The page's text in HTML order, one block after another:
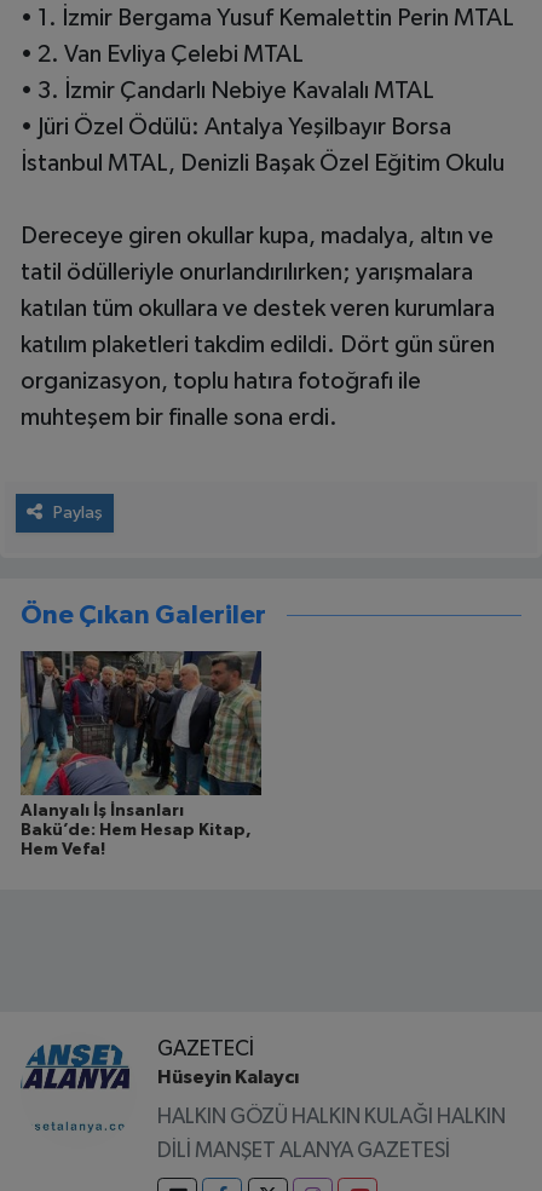
• 1. İzmir Bergama Yusuf Kemalettin Perin MTAL
• 2. Van Evliya Çelebi MTAL
• 3. İzmir Çandarlı Nebiye Kavalalı MTAL
• Jüri Özel Ödülü: Antalya Yeşilbayır Borsa
İstanbul MTAL, Denizli Başak Özel Eğitim Okulu
Dereceye giren okullar kupa, madalya, altın ve
tatil ödülleriyle onurlandırılırken; yarışmalara
katılan tüm okullara ve destek veren kurumlara
katılım plaketleri takdim edildi. Dört gün süren
organizasyon, toplu hatıra fotoğrafı ile
muhteşem bir finalle sona erdi.
Paylaş
Öne Çıkan Galeriler
Alanyalı İş İnsanları
Bakü’de: Hem Hesap Kitap,
Hem Vefa!
GAZETECI
Hüseyin Kalaycı
HALKIN GÖZÜ HALKIN KULAĞI HALKIN
DİLİ MANŞET ALANYA GAZETESİ